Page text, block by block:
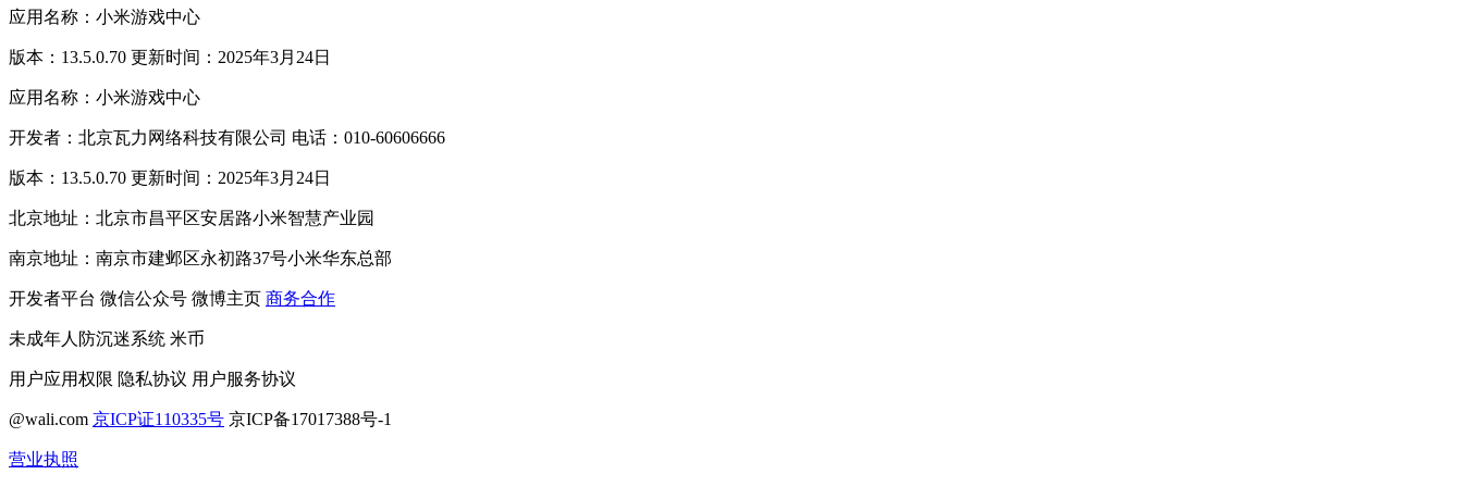
应用名称：小米游戏中心
版本：13.5.0.70 更新时间：2025年3月24日
应用名称：小米游戏中心
开发者：北京瓦力网络科技有限公司 电话：010-60606666
版本：13.5.0.70 更新时间：2025年3月24日
北京地址：北京市昌平区安居路小米智慧产业园
南京地址：南京市建邺区永初路37号小米华东总部
开发者平台 微信公众号 微博主页 商务合作
未成年人防沉迷系统 米币
用户应用权限 隐私协议 用户服务协议
@wali.com 京ICP证110335号 京ICP备17017388号-1
营业执照